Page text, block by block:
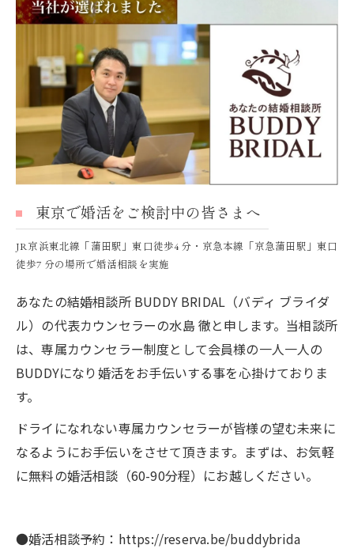
東京で婚活をご検討中の皆さまへ
JR京浜東北線「蒲田駅」東口徒歩4 分・京急本線「京急蒲田駅」東口
徒歩7 分の場所で婚活相談を実施
あなたの結婚相談所 BUDDY BRIDAL（バディ ブライダ
ル）の代表カウンセラーの水島 徹と申します。当相談所
は、専属カウンセラー制度として会員様の一人一人の
BUDDYになり婚活をお手伝いする事を心掛けておりま
す。
ドライになれない専属カウンセラーが皆様の望む未来に
なるようにお手伝いをさせて頂きます。まずは、お気軽
に無料の婚活相談（60-90分程）にお越しください。
●婚活相談予約：https://reserva.be/buddybrida